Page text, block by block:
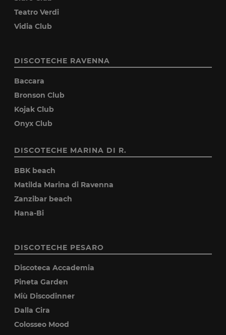
Teatro Verdi
Vidia Club
DISCOTECHE RAVENNA
Baccara
Bronson Club
Kojak Club
Onyx Club
DISCOTECHE MARINA DI R.
BBK beach
Matilda Marina di Ravenna
Zanzibar beach
Hana-Bi
DISCOTECHE PESARO
Discoteca Accademia
Pineta Garden
Miù Discodinner
Dalla Cira
Colosseo Mood